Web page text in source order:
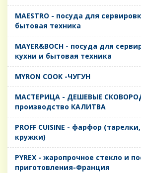
MAESTRO - посуда для
бытовая техника
MAYER&BOCH - посуда для
кухни и бытовая техника
MYRON COOK -ЧУГУН
MАСТЕРИЦА - ДЕШЕВЫЕ
производство КАЛИТВА
PROFF CUISINE - фарфор
кружки)
PYREX - жаропрочное стекло и
приготовления-Франция